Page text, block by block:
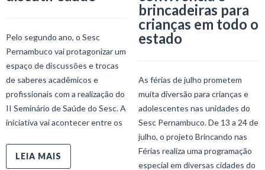
Pelo segundo ano, o Sesc
Pernambuco vai protagonizar um
espaço de discussões e trocas
de saberes acadêmicos e
profissionais com a realização do
II Seminário de Saúde do Sesc. A
iniciativa vai acontecer entre os
LEIA MAIS
brincadeiras para
crianças em todo o
estado
As férias de julho prometem
muita diversão para crianças e
adolescentes nas unidades do
Sesc Pernambuco. De 13 a 24 de
julho, o projeto Brincando nas
Férias realiza uma programação
especial em diversas cidades do